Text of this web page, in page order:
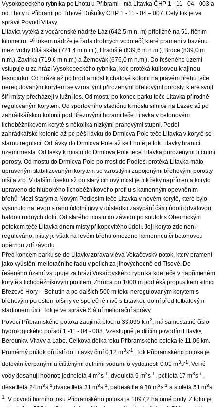
Vysokopeckého rybníka po Lhotu u Příbrami - má Litavka ČHP 1 - 11 - 04 - 003 a
od Lhoty u Příbrami po Trhové Dušníky ČHP 1 - 11 - 04 – 007. Celý tok je ve
správě Povodí Vltavy.
Litavka vytéká z vodárenské nádrže Láz (642,5 m n. m) přibližně na 51. říčním
kilometru. Přítokem nádrže je řada drobných vodotečí, které pramení v bazénu
mezi vrchy Bílá skála (721,4 m n.m.), Hradiště (839,6 m n.m.), Brdce (839,0 m
n.m.), Zavírka (719,6 m n.m.) a Žernovák (676,0 m n.m.). Do řešeného území
vstupuje u za hrází Vysokopeckého rybníka, kde protéká kulisovou krajinou
lesoparku. Od hráze až po brod a most k chatové kolonii na pravém břehu teče
neregulovaným korytem se vzrostlými přirozenými břehovými porosty, které svoji
šíří místy přecházejí v lužní les. Od mostu po konec parku teče Litavka přírodně
regulovaným korytem. Od sportovního stadiónu k mostu silnice na Lazec až po
zahrádkářskou kolonii pod Březovými horami teče Litavka v betonovém
lichoběžníkovém korytě s několika nízkými prahovými stupni. Podél
zahrádkářské kolonie až po pěší lávku do Drmlova Pole teče Litavka v korytě se
starou regulací. Od lávky do Drmlova Pole až ke Lhotě je tok Litavky hranicí
území města. Od lávky k mostu do Drmlova Pole teče Litavka přirozenými lučními
porosty. Od mostu do Drmlova Pole po most do Podlesí protéká Litavka málo
upraveným stabilizovaným korytem se vzrostlými zapojenými břehovými porosty
olší a vrb. V dalším úseku až po starý cihlový most je tok řeky napřímen a koryto
upraveno do hlubokého lichoběžníkového profilu s kamenným opevněním
břehů. Mezi Starým a Novým Podlesím teče Litavka v novém korytě, které bylo
vysunuto na levou stranu údolní nivy v důsledku zasypání části údolí odvalovou
haldou rudných dolů. Od starého mostu do závodu po soutok s Obecnickým
potokem teče Litavka dnem místy příkopovitého údolí. Její koryto zde není
regulováno, místy je však na levém břehu omezeno kamennou či betonovou
opěrnou zdí závodu.
Před koncem parku se do Litavky zprava vlévá Vokačovský potok, který pramení
jako vyústění melioračního řadu v polích za jihovýchodně od Tisové. Do
řešeného území vstupuje za hrází Vokačovského rybníka kde teče v napřímeném
korytě s lichoběžníkovým profilem. Zhruba po 1000 m podtéká propustkem silnici
Březové Hory – Bohutín a po dalších 500 m toku neregulovaným korytem s
břehovým porostem olšiny ve společné nivě s Litavkou do ní před fotbalovým
stadionem ústí. Tok je ve správě Státní meliorační správy.
Povodí Příbramského potoka zaujímá plochu 33,095 km2, má samostatné číslo
hydrologického pořadí 1 -11 - 04 - 008. Vzestupně je dílčím povodím Litavky,
Berounky, Vltavy a Labe. Celková délka toku Příbramského potoka je 11,06 km.
Průměrný průtok při ústí do Litavky činí 0,12 m3s-1 . Tok Příbramského potoka je
dotován čerpanými a čištěnými důlními vodami o vydatnosti 0,01 m3s-1 . Velké
vody dosahují hodnot: jednoletá 4 m3s-1 , dvouletá 9 m3s-1 , pětiletá 17 m3s-1 ,
desetiletá 24 m3s-1 ,dvacetiletá 31 m3s-1 , padesátiletá 38 m3s-1 a stoletá 51 m3s-
1 . V povodí horního toku Příbramského potoka je 1097,2 ha orné půdy. Z toho je